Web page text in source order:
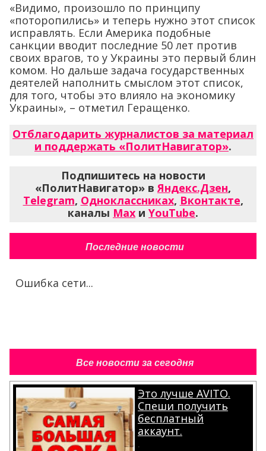
«Видимо, произошло по принципу
«поторопились» и теперь нужно этот список
исправлять. Если Америка подобные
санкции вводит последние 50 лет против
своих врагов, то у Украины это первый блин
комом. Но дальше задача государственных
деятелей наполнить смыслом этот список,
для того, чтобы это влияло на экономику
Украины», – отметил Геращенко.
Отблагодарить журналистов за материал
и поддержать «ПолитНавигатор».
Подпишитесь на новости
«ПолитНавигатор» вЯндекс.Дзен,
Telegram, Одноклассниках, Вконтакте,
каналы Max и YouTube.
Последние новости
Ошибка сети...
Все новости за сегодня
Это лучше AVITO.
Спеши получить
бесплатный
аккаунт.
.